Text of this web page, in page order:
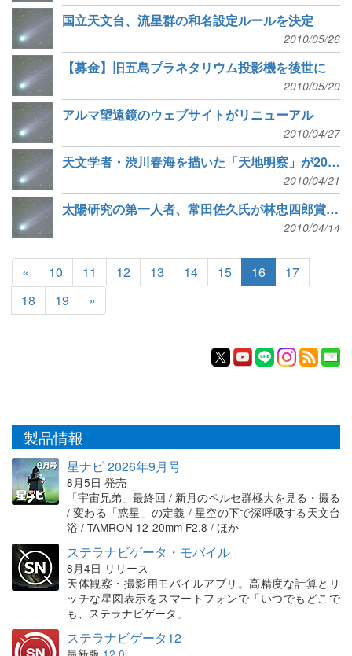
国立天文台、流星群の和名設定ルールを決定
2010/05/26
【募金】旧五島プラネタリウム投影機を後世に
2010/05/20
アルマ望遠鏡のウェブサイトがリニューアル
2010/04/27
天文学者・渋川春海を描いた「天地明察」が2010年本屋大賞受賞
2010/04/21
太陽研究の第一人者、常田佐久氏が林忠四郎賞を受賞
2010/04/14
« 10 11 12 13 14 15 16
17
18
19 »
製品情報
星ナビ 2026年9月号
8月5日 発売
「宇宙兄弟」最終回 / 新月のペルセ群極大を見る・撮る
/ 変わる「惑星」の定義 / 星空の下で深呼吸する天文台
浴 / TAMRON 12-20mm F2.8 / ほか
ステラナビゲータ・モバイル
8月4日 リリース
天体観察・撮影用モバイルアプリ。高精度な計算とリ
ッチな星図表示をスマートフォンで「いつでもどこで
も、ステラナビゲータ」
ステラナビゲータ12